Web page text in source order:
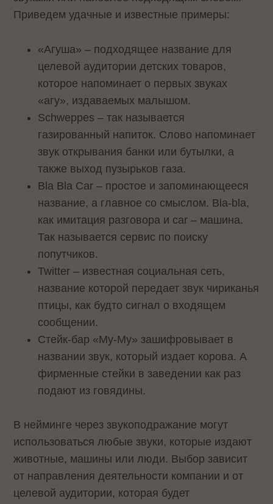
Приведем удачные и известные примеры:
«Агуша» – подходящее название для
целевой аудитории детских товаров,
которое напоминает о первых звуках
«агу», издаваемых малышом.
Schweppes – так называется
газированный напиток. Слово напоминает
звук открывания банки или бутылки, а
также выход пузырьков газа.
Bla Bla Car – простое и запоминающееся
название, а главное со смыслом. Bla-bla,
как имитация разговора и car – машина.
Так называется сервис по поиску
попутчиков.
Twitter – известная социальная сеть,
название которой передает звук чириканья
птицы, как будто сигнал о входящем
сообщении.
Стейк-бар «Му-Му» зашифровывает в
названии звук, который издает корова. А
фирменные стейки в заведении как раз
подают из говядины.
В нейминге через звукоподражание могут
использоваться любые звуки, которые издают
животные, машины или люди. Выбор зависит
от направления деятельности компании и от
целевой аудитории, которая будет